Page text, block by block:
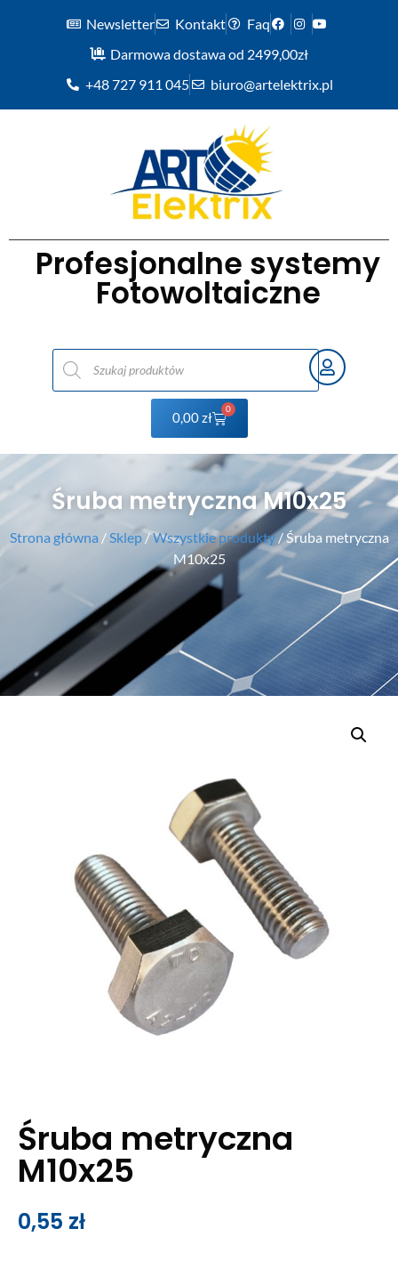
Newsletter Kontakt
Faq
Darmowa dostawa od 2499,00zł
+48 727 911 045
biuro@artelektrix.pl
Profesjonalne systemy
Fotowoltaiczne
0,00zł
0
Śruba metryczna M10x25
Strona główna / Sklep/Wszystkie produkty/ Śruba metryczna
M10x25
Śruba metryczna
M10x25
0,55 zł